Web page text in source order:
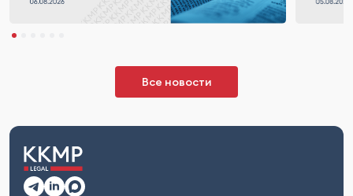
Все новости